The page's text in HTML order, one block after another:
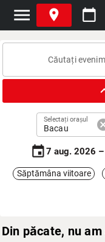
menu place calendar_today
Selectați orașul
Bacau
event7 aug. 2026
Săptămâna viitoare
Din păcate, nu